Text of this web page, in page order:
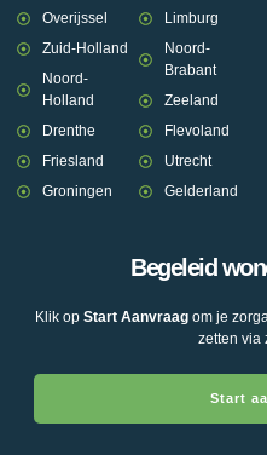
Overijssel
Zuid-Holland
Noord-
Holland
Drenthe
Friesland
Groningen
Limburg
Noord-
Brabant
Zeeland
Flevoland
Utrecht
Gelderland
Begeleid
Klik op Start Aanvraagom je
zetten via
Start